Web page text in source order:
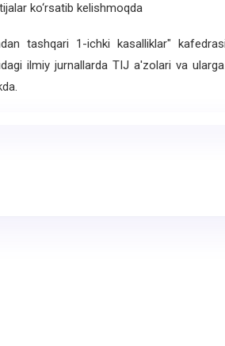
ko‘rsatib kelishmoqda
tashqari 1-ichki kasalliklar"
ilmiy jurnallarda TIJ a'zolari va